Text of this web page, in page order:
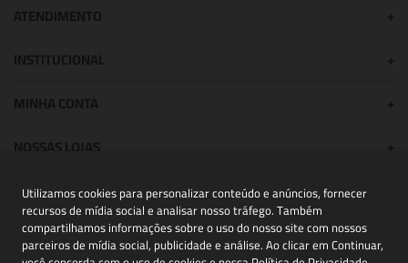
Utilizamos cookies para personalizar conteúdo e anúncios, fornecer
recursos de mídia social e analisar nosso tráfego. Também
compartilhamos informações sobre o uso do nosso site com nossos
parceiros de mídia social, publicidade e análise. Ao clicar em Continuar,
NOSSAS LOJAS
+
POWERED BY: